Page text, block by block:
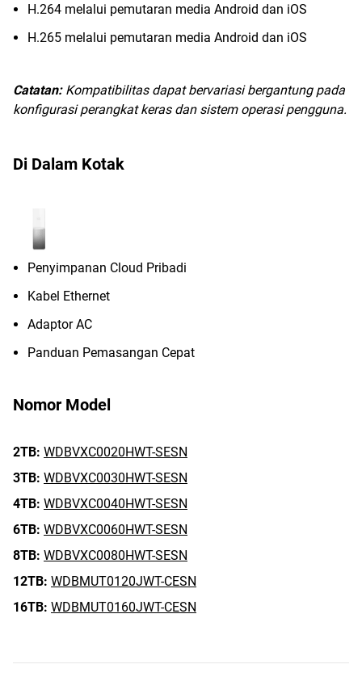
H.264 melalui pemutaran media Android dan iOS
H.265 melalui pemutaran media Android dan iOS
Catatan: Kompatibilitas dapat bervariasi bergantung pada
konfigurasi perangkat keras dan sistem operasi pengguna.
Di Dalam Kotak
Penyimpanan Cloud Pribadi
Kabel Ethernet
Adaptor AC
Panduan Pemasangan Cepat
Nomor Model
2TB: WDBVXC0020HWT-SESN
3TB: WDBVXC0030HWT-SESN
4TB: WDBVXC0040HWT-SESN
6TB: WDBVXC0060HWT-SESN
8TB: WDBVXC0080HWT-SESN
12TB: WDBMUT0120JWT-CESN
16TB: WDBMUT0160JWT-CESN